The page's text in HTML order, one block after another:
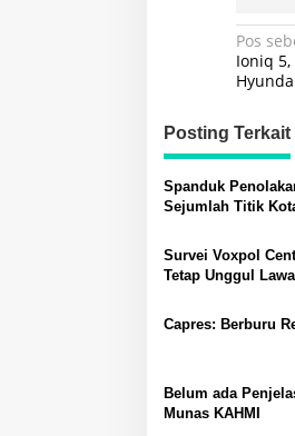
pos
Pos
Ioniq
Posting Terkait
Spanduk
Sejumlah Titik
Survei Voxpol
Tetap Unggul
Capres: Berburu
Belum ada
Munas KAHMI